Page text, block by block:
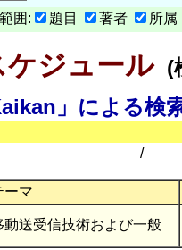
囲: 題目 著者 所属
ジュール(
」による検
/
ーマ
動送受信技術および一般